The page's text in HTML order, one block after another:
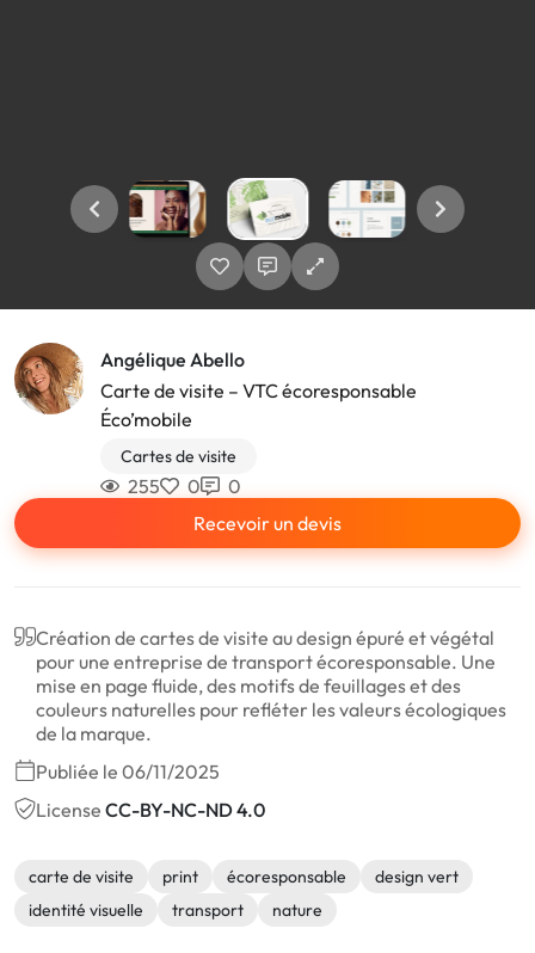
Angélique Abello
Carte de visite – VTC écoresponsable
Éco’mobile
Cartes de visite
255 0
0
Recevoir un devis
Création de cartes de visite au design épuré et végétal
pour une entreprise de transport écoresponsable. Une
mise en page fluide, des motifs de feuillages et des
couleurs naturelles pour refléter les valeurs écologiques
de la marque.
Publiée le 06/11/2025
License CC-BY-NC-ND 4.0
carte de visite print écoresponsable
design vert
identité visuelle
transport nature